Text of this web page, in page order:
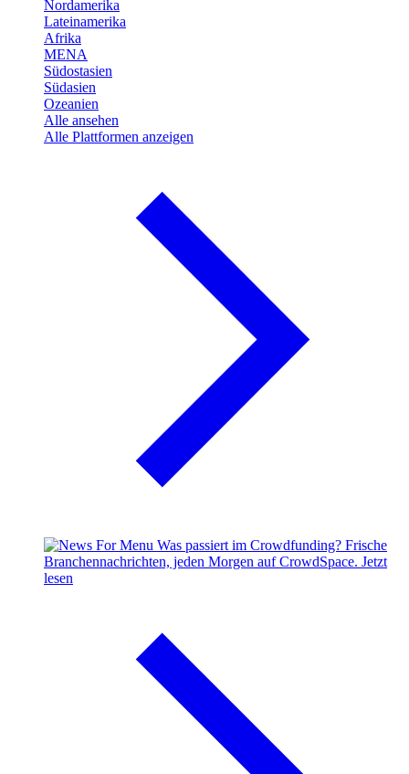
Nordamerika
Lateinamerika
Afrika
MENA
Südostasien
Südasien
Ozeanien
Alle ansehen
Alle Plattformen anzeigen
Was passiert im Crowdfunding? Frische
Branchennachrichten, jeden Morgen auf CrowdSpace. Jetzt
lesen